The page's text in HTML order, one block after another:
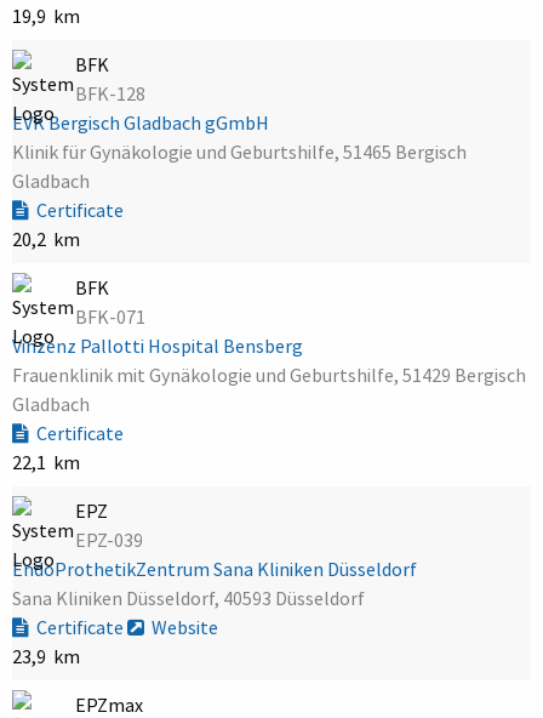
19,9 km
BFK
BFK-128
EVK Bergisch Gladbach gGmbH
Klinik für Gynäkologie und Geburtshilfe, 51465 Bergisch
Gladbach
Certificate
20,2 km
BFK
BFK-071
Vinzenz Pallotti Hospital Bensberg
Frauenklinik mit Gynäkologie und Geburtshilfe, 51429 Bergisch
Gladbach
Certificate
22,1 km
EPZ
EPZ-039
EndoProthetikZentrum Sana Kliniken Düsseldorf
Sana Kliniken Düsseldorf, 40593 Düsseldorf
Certificate
Website
23,9 km
EPZmax